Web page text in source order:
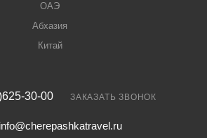
ОАЭ
Абхазия
Китай
30-00 ЗАКАЗАТЬ ЗВОНОК
info@cherepashkatravel.ru